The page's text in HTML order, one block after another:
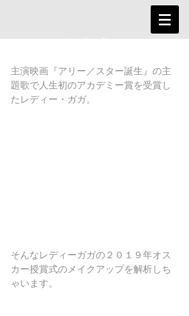
主演映画『アリー／スター誕生』の主
題歌で人生初のアカデミー賞を受賞し
たレディー・ガガ。
そんなレディーガガの２０１９年オス
カー授賞式のメイクアップを解析しち
ゃいます。